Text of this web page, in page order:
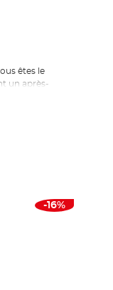
êtes le
un après-
tout
– une
unique
autres.
Direct
-16%